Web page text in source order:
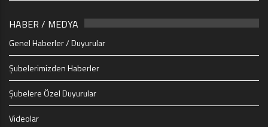
HABER / MEDYA
Genel Haberler / Duyurular
Şubelerimizden Haberler
Şubelere Özel Duyurular
Videolar